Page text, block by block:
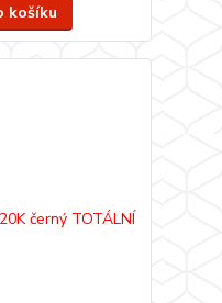
košíku